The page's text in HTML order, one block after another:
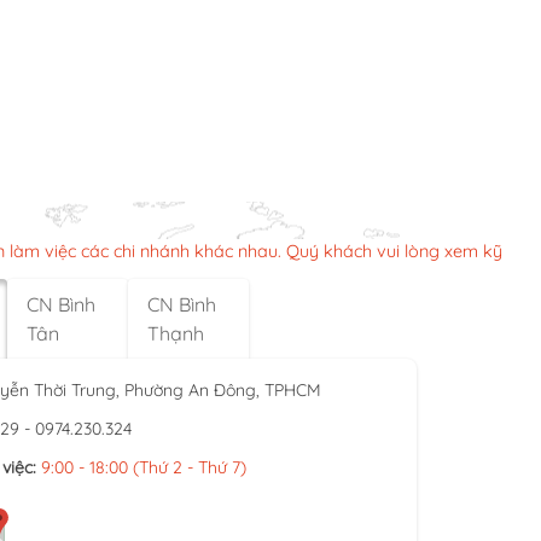
làm việc các chi nhánh khác nhau. Quý khách vui lòng xem kỹ
CN Bình
Tân
CN Bình
Thạnh
Thời Trung, Phường An Đông, TPHCM
- 0974.230.324
9:00 - 18:00 (Thứ 2 - Thứ 7)